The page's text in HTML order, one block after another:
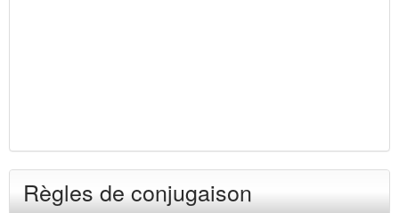
Règles de conjugaison